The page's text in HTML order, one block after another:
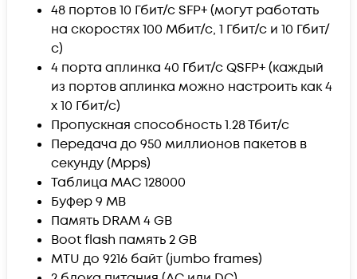
48 портов 10 Гбит/с SFP+ (могут работать
на скоростях 100 Мбит/с, 1 Гбит/с и 10 Гбит/
с)
4 порта аплинка 40 Гбит/с QSFP+ (каждый
из портов аплинка можно настроить как 4
x 10 Гбит/с)
Пропускная способность 1.28 Тбит/с
Передача до 950 миллионов пакетов в
секунду (Mpps)
Таблица MAC 128000
Буфер 9 MB
Память DRAM 4 GB
Boot flash память 2 GB
MTU до 9216 байт (jumbo frames)